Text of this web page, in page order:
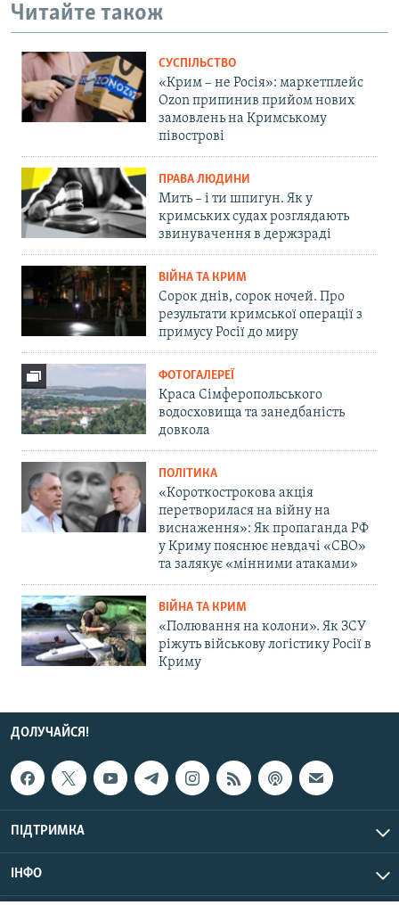
Читайте також
СУСПІЛЬСТВО
«Крим – не Росія»: маркетплейс
Ozon припинив прийом нових
замовлень на Кримському
півострові
ПРАВА ЛЮДИНИ
Мить – і ти шпигун. Як у
кримських судах розглядають
звинувачення в держзраді
ВІЙНА ТА КРИМ
Сорок днів, сорок ночей. Про
результати кримської операції з
примусу Росії до миру
ФОТОГАЛЕРЕЇ
Краса Сімферопольського
водосховища та занедбаність
довкола
ПОЛІТИКА
«Короткострокова акція
перетворилася на війну на
виснаження»: Як пропаганда РФ
у Криму пояснює невдачі «СВО»
та залякує «мінними атаками»
ВІЙНА ТА КРИМ
«Полювання на колони». Як ЗСУ
ріжуть військову логістику Росії в
Криму
ДОЛУЧАЙСЯ!
ПІДТРИМКА
ІНФО